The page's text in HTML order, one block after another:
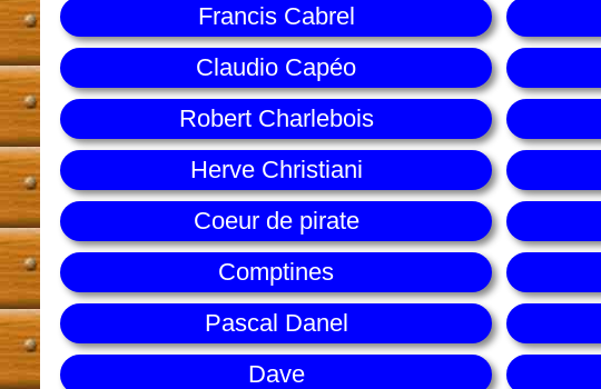
Francis Cabrel
Claudio Capéo
Robert Charlebois
Herve Christiani
Coeur de pirate
Comptines
Pascal Danel
Dave